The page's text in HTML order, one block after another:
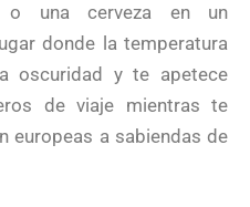
o una cerveza en un
donde la temperatura
oscuridad y te apetece
de viaje mientras te
europeas a sabiendas de